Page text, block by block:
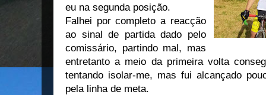
eu na segunda posição.
Falhei por completo a reacção
ao sinal de partida dado pelo
comissário, partindo mal, mas
entretanto a meio da primeira volta
tentando isolar-me, mas fui alcançado
pela linha de meta.